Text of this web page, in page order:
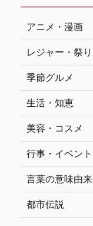
アニメ・漫画
レジャー・祭り
季節グルメ
生活・知恵
美容・コスメ
行事・イベント
言葉の意味由来
都市伝説